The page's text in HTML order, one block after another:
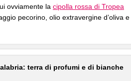
ovviamente la cipolla rossa di Tropea
pecorino, olio extravergine d’oliva e
terra di profumi e di bianche